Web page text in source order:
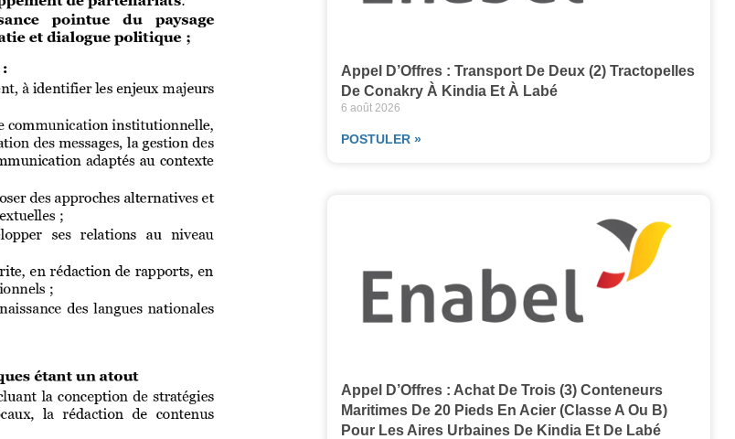
Appel D’Offres : Transport De Deux (2) Tractopelles
De Conakry À Kindia Et À Labé
6 août 2026
POSTULER »
Appel D’Offres : Achat De Trois (3) Conteneurs
Maritimes De 20 Pieds En Acier (classe A Ou B)
Pour Les Aires Urbaines De Kindia Et De Labé